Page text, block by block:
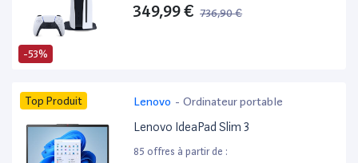
-53%
349,99 € 736,90 €
Top Produit Lenovo - Ordinateur portable
Lenovo IdeaPad Slim 3
85 offres à partir de :